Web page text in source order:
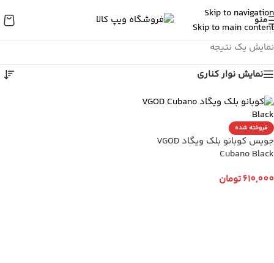
Skip to navigation
Skip to main content
منو
نمایش یک نتیجه
نمایش نوار کناری
فروخته شده
جویس کوبانو بلک ویگاد VGOD
Cubano Black
610,000تومان